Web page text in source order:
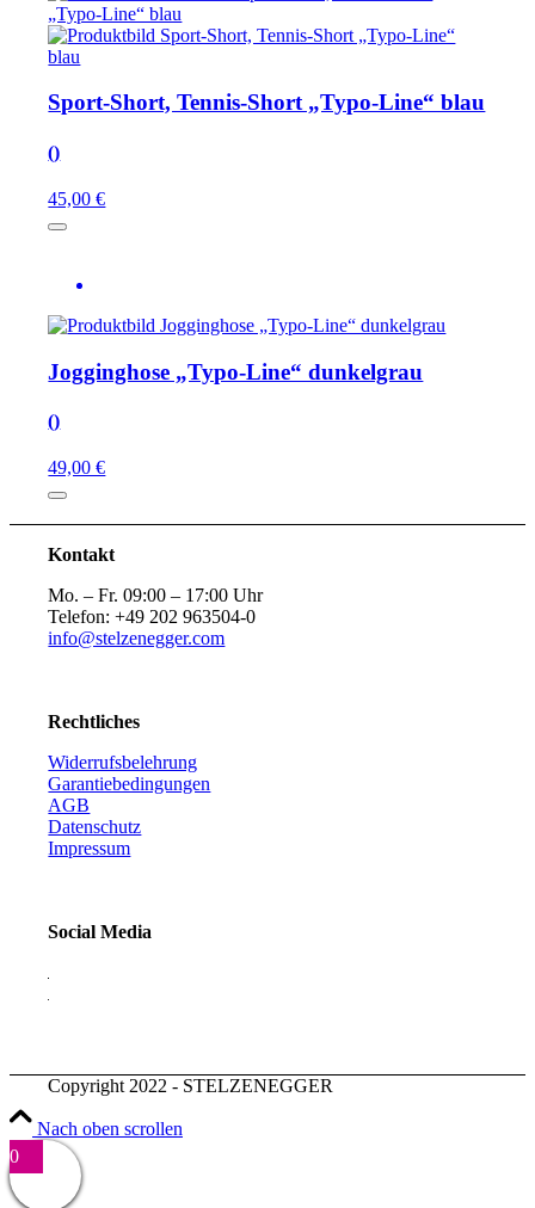
Sport-Short, Tennis-Short „Typo-Line“ blau
()
45,00 €
Jogginghose „Typo-Line“ dunkelgrau
()
49,00 €
Kontakt
Mo. – Fr. 09:00 – 17:00 Uhr
Telefon: +49 202 963504-0
info@stelzenegger.com
Rechtliches
Widerrufsbelehrung
Garantiebedingungen
AGB
Datenschutz
Impressum
Social Media
Copyright 2022 - STELZENEGGER
Nach oben scrollen
0